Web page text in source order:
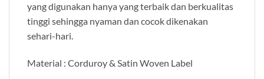
yang digunakan hanya yang terbaik dan berkualitas
tinggi sehingga nyaman dan cocok dikenakan
sehari-hari.
Material : Corduroy & Satin Woven Label